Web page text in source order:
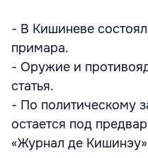
- В Кишиневе
примара.
- Оружие и
статья.
- По политическому
остается под
«Журнал де Кишинэу»